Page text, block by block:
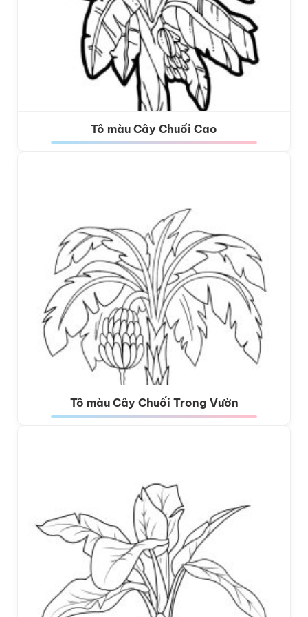
Tô màu Cây Chuối Cao
Tô màu Cây Chuối Trong Vườn